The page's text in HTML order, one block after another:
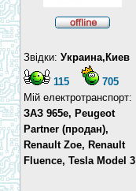
Звідки: Украина,Киев
115
705
Мій електротранспорт:
ЗАЗ 965e, Peugeot
Partner (продан),
Renault Zoe, Renault
Fluence, Tesla Model 3